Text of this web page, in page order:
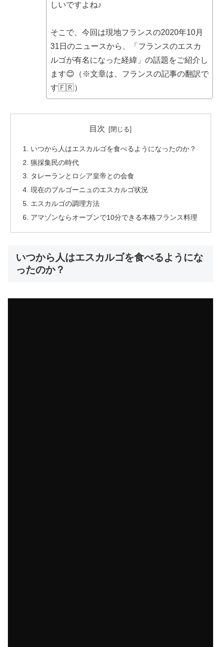
しいですよね♪
そこで、今回は現地フランスの2020年10月
31日のニュースから、「フランスのエスカ
ルゴが有名になった経緯」の話題をご紹介し
ます😊（※文章は、フランスの記事の翻訳で
す🇫🇷）
目次
いつから人はエスカルゴを食べるようになったのか？
猟採集民の時代
タレーランとロシア皇帝との会食
現在のブルゴーニュのエスカルゴ状況
エスカルゴの調理方法
アマゾンならオーブンで10分できる本格フランス料理
いつから人はエスカルゴを食べるようにな
ったのか？